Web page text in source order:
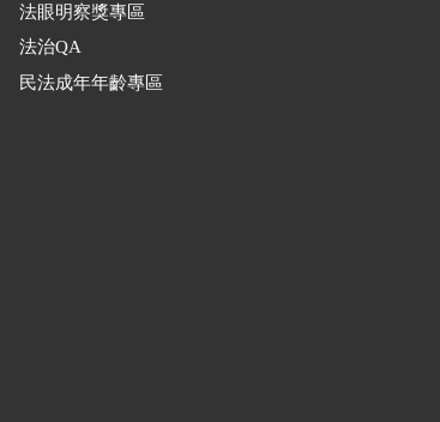
法眼明察獎專區
法治QA
民法成年年齡專區